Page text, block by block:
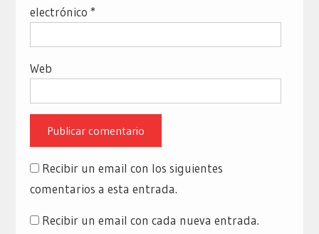
electrónico *
Web
Recibir un email con los siguientes
comentarios a esta entrada.
Recibir un email con cada nueva entrada.